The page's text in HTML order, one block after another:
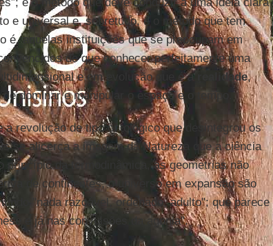
e universal e, sobretudo, é o método que tem
é, aquelas instituições que se preocupam em
de que conhecer perfeitamente uma
e em evolução que é a
realidade,
dominar e manipular o espaço e o tempo.
revolução de tipo ontológico que desintegrou os
se alicerça a imagem da Natureza que a ciência
princípio da termodinâmica, as geometrias não
de continentes, o universo em expansão são
"nada razoável, ordenado, adulto"; que parece
e já nas convulsões da agonia".